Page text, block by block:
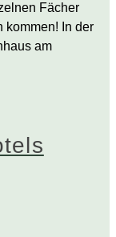
Fächer
kommen! In der
am